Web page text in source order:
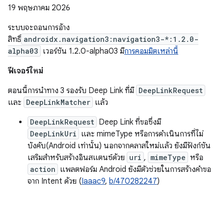
19 พฤษภาคม 2026
ระบบจะถอนการอ้าง
สิทธิ์ androidx.navigation3:navigation3-*:1.2.0-
alpha03 เวอร์ชัน 1.2.0-alpha03 มีการคอมมิตเหล่านี้
ฟีเจอร์ใหม่
ตอนนี้การนำทาง 3 รองรับ Deep Link ที่มี DeepLinkRequest
และ DeepLinkMatcher แล้ว
DeepLinkRequest Deep Link ที่ขอซึ่งมี
DeepLinkUri และ mimeType หรือการดำเนินการที่ไม่
บังคับ(Android เท่านั้น) นอกจากคลาสใหม่แล้ว ยังมีฟังก์ชัน
เสริมสำหรับสร้างอินสแตนซ์ด้วย uri , mimeType หรือ
action แพลตฟอร์ม Android ยังมีตัวช่วยในการสร้างคำขอ
จาก Intent ด้วย (Iaaac9, b/470282247)